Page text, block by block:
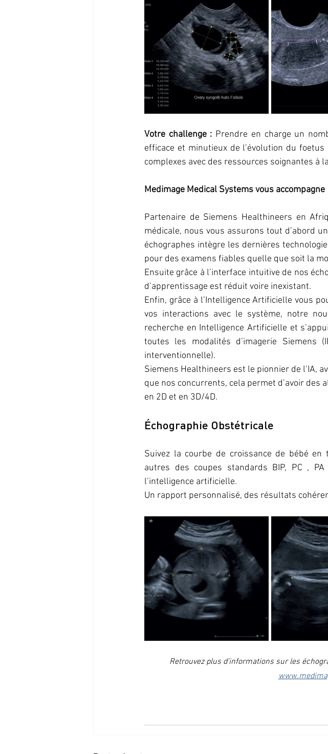
Votre challenge : Prendre en charge un
efficace et minutieux de l’évolution du
complexes avec des ressources soignantes à
Medimage Medical Systems vous accompagne
Partenaire de Siemens Healthineers en
médicale, nous vous assurons tout d’abord
échographes intègre les dernières
pour des examens fiables quelle que soit la
Ensuite grâce à l’interface intuitive de nos
d’apprentissage est réduit voire inexistant.
Enfin, grâce à l’Intelligence Artificielle vous
vos interactions avec le système, notre
recherche en Intelligence Artificielle et
toutes les modalités d’imagerie Siemens
interventionnelle).
Siemens Healthineers est le pionnier de l’IA,
que nos concurrents, cela permet d’avoir
en 2D et en 3D/4D.
Échographie Obstétricale
Suivez la courbe de croissance de bébé
autres des coupes standards BIP, PC ,
l’intelligence artificielle.
Un rapport personnalisé, des résultats
Retrouvez plus d'informations sur les